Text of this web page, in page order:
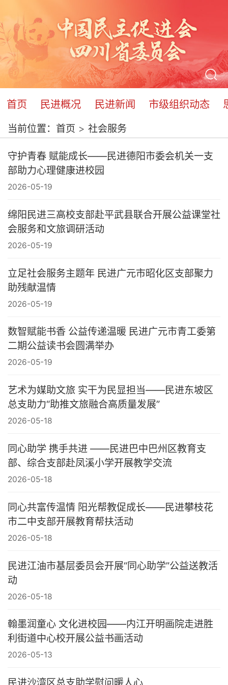
首页 民进概况 民进新闻 市级组织动态
当前位置： 首页 社会服务
守护青春 赋能成长——民进德阳市委会机关一支
部助力心理健康进校园
2026-05-19
绵阳民进三高校支部赴平武县联合开展公益课堂社
会服务和文旅调研活动
2026-05-19
立足社会服务主题年 民进广元市昭化区支部聚力
助残献温情
2026-05-19
数智赋能书香 公益传递温暖 民进广元市青工委第
二期公益读书会圆满举办
2026-05-19
艺术为媒助文旅 实干为民显担当——民进东坡区
总支助力“助推文旅融合高质量发展”
2026-05-18
同心助学 携手共进 ——民进巴中巴州区教育支
部、综合支部赴凤溪小学开展教学交流
2026-05-18
同心共富传温情 阳光帮教促成长——民进攀枝花
市二中支部开展教育帮扶活动
2026-05-18
民进江油市基层委员会开展“同心助学”公益送教活
动
2026-05-18
翰墨润童心 文化进校园——内江开明画院走进胜
利街道中心校开展公益书画活动
2026-05-13